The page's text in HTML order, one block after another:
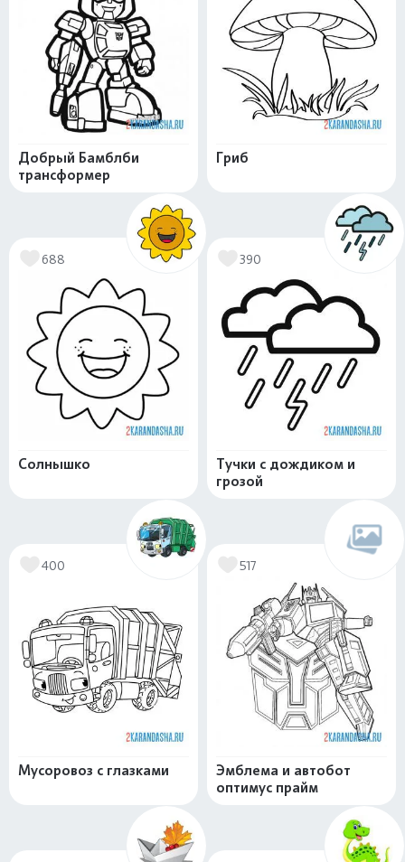
Добрый Бамблби
трансформер
Гриб
688
Солнышко
390
Тучки с дождиком и
грозой
400
Мусоровоз с глазками
517
Эмблема и автобот
оптимус прайм